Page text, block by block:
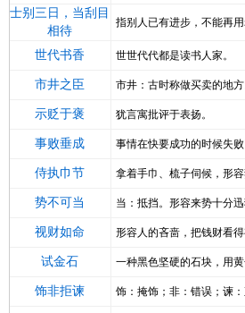
士别三日，当刮目
相待
指别人已有进步，不能再用
世代书香 世世代代都是读书人家。
市井之臣 市井：古时称做买卖的地
示贬于褒 犹言寓批评于表扬。
事败垂成 事情在快要成功的时候失败
侍执巾节 拿着手巾、梳子伺候，形容
势不可当 当：抵挡。形容来势十分迅
视财如命 形容人的吝啬，把钱财看得
试金石 一种黑色坚硬的石块，用
饰非拒谏 饰：掩饰；非：错误；谏